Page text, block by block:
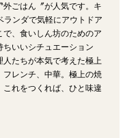
ごはん〞が人気です。キ
ランダで気軽にアウトドア
、食いしん坊のためのア
いいシチュエーション
たちが本気で考えた極上
レンチ、中華。極上の焼
れをつくれば、ひと味違